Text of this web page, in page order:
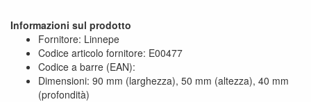
Informazioni sul prodotto
Fornitore: Linnepe
Codice articolo fornitore: E00477
Codice a barre (EAN):
Dimensioni: 90 mm (larghezza), 50 mm (altezza), 40 mm
(profondità)